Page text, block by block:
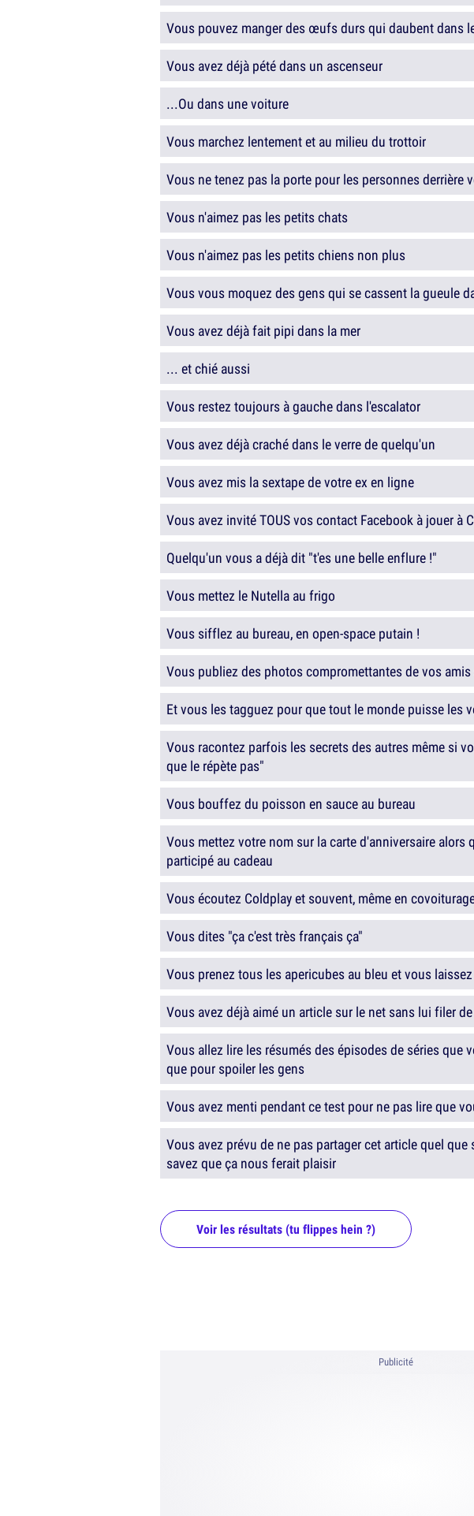
Vous pouvez manger des œufs durs qui daubent dans
Vous avez déjà pété dans un ascenseur
...Ou dans une voiture
Vous marchez lentement et au milieu du trottoir
Vous ne tenez pas la porte pour les personnes derrière
Vous n'aimez pas les petits chats
Vous n'aimez pas les petits chiens non plus
Vous vous moquez des gens qui se cassent la gueule
Vous avez déjà fait pipi dans la mer
... et chié aussi
Vous restez toujours à gauche dans l'escalator
Vous avez déjà craché dans le verre de quelqu'un
Vous avez mis la sextape de votre ex en ligne
Vous avez invité TOUS vos contact Facebook à jouer à
Quelqu'un vous a déjà dit "t'es une belle enflure !"
Vous mettez le Nutella au frigo
Vous sifflez au bureau, en open-space putain !
Vous publiez des photos compromettantes de vos
Et vous les tagguez pour que tout le monde puisse les
Vous racontez parfois les secrets des autres même si
que le répète pas"
Vous bouffez du poisson en sauce au bureau
Vous mettez votre nom sur la carte d'anniversaire alors
participé au cadeau
Vous écoutez Coldplay et souvent, même en
Vous dites "ça c'est très français ça"
Vous prenez tous les apericubes au bleu et vous
Vous avez déjà aimé un article sur le net sans lui filer
Vous allez lire les résumés des épisodes de séries que
que pour spoiler les gens
Vous avez menti pendant ce test pour ne pas lire que
Vous avez prévu de ne pas partager cet article quel
savez que ça nous ferait plaisir
Voir les résultats (tu flippes hein ?)
Publicité